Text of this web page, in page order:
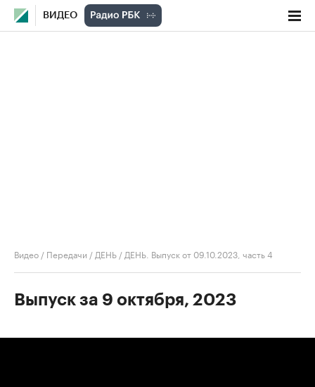
ВИДЕО
Видео / Передачи / ДЕНЬ / ДЕНЬ. Выпуск от 09.10.2023, часть 4
Выпуск за 9 октября, 2023